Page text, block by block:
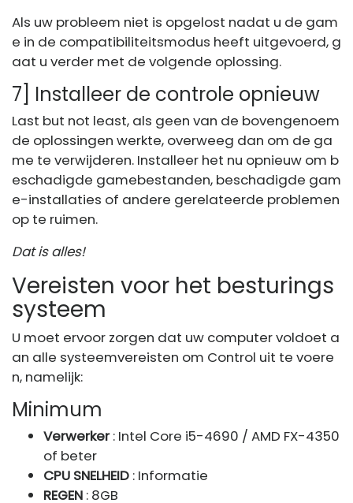
Als uw probleem niet is opgelost nadat u de gam
e in de compatibiliteitsmodus heeft uitgevoerd, g
aat u verder met de volgende oplossing.
7] Installeer de controle opnieuw
Last but not least, als geen van de bovengenoem
de oplossingen werkte, overweeg dan om de ga
me te verwijderen. Installeer het nu opnieuw om b
eschadigde gamebestanden, beschadigde gam
e-installaties of andere gerelateerde problemen
op te ruimen.
Dat is alles!
Vereisten voor het besturings
systeem
U moet ervoor zorgen dat uw computer voldoet a
an alle systeemvereisten om Control uit te voere
n, namelijk:
Minimum
Verwerker: Intel Core i5-4690 / AMD FX-4350
of beter
CPU SNELHEID : Informatie
REGEN : 8GB